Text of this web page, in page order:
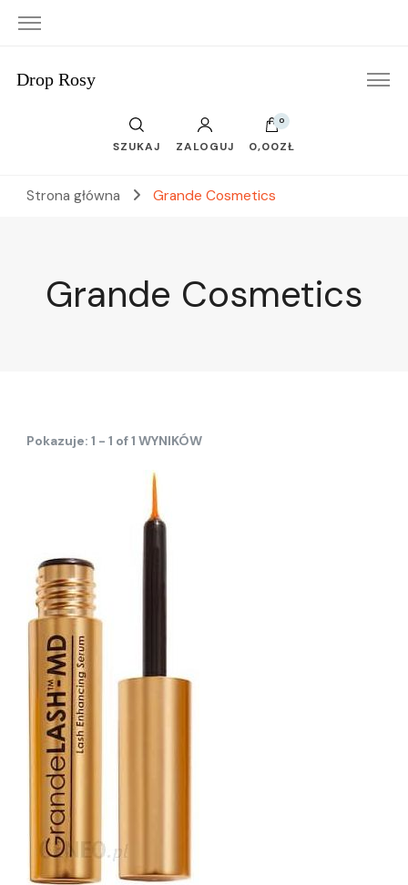
Drop Rosy
SZUKAJ ZALOGUJ
0
0,00ZŁ
Strona główna Grande Cosmetics
Grande Cosmetics
Pokazuje: 1 - 1 of 1 WYNIKÓW